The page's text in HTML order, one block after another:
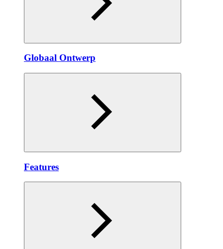
Globaal Ontwerp
Features